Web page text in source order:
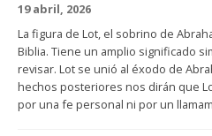
19 abril, 2026
La figura de Lot, el sobrino de
Biblia. Tiene un amplio significado
revisar. Lot se unió al éxodo de
hechos posteriores nos dirán que
por una fe personal ni por un